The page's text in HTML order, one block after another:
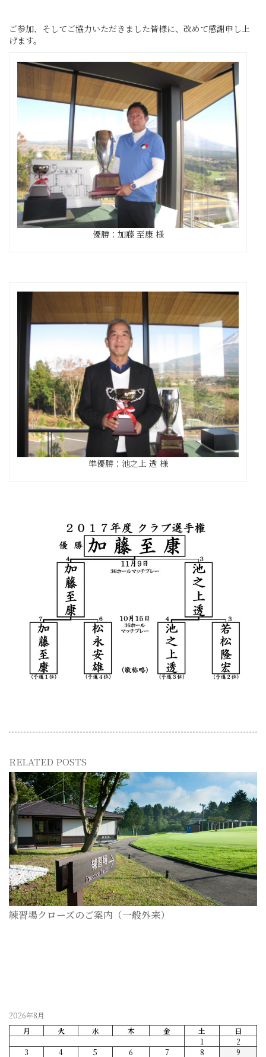
ご参加、そしてご協力いただきました皆様に、改めて感謝申し上
げます。
優勝：加藤 至康 様
準優勝：池之上 透 様
RELATED POSTS
練習場クローズのご案内（一般外来）
2026年8月
月
火 水 木 金 土
日
1
2
3
4 5 6 7 8 9